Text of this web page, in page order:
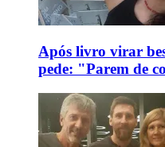
Após livro virar
pede: "Parem de